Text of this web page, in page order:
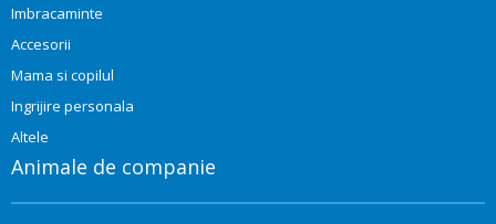
Imbracaminte
Accesorii
Mama si copilul
Ingrijire personala
Altele
Animale de companie